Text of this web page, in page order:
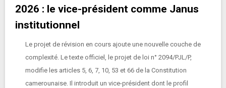
2026 : le vice-président comme Janus
institutionnel
Le projet de révision en cours ajoute une nouvelle couche de
complexité. Le texte officiel, le projet de loi n° 2094/PJL/P,
modifie les articles 5, 6, 7, 10, 53 et 66 de la Constitution
camerounaise. Il introduit un vice-président dont le profil